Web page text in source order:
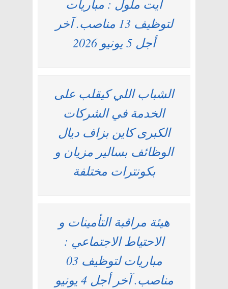
أيت ملول : مباريات
لتوظيف 13 مناصب. آخر
أجل 5 يونيو 2026
الشباب اللي كيقلب على
الخدمة في الشركات
الكبرى كاين بزاف ديال
الوظائف بسالير مزيان و
بكونترات مختلفة
هيئة مراقبة التأمينات و
الاحتياط الاجتماعي :
مباريات لتوظيف 03
مناصب. آخر أجل 4 يونيو